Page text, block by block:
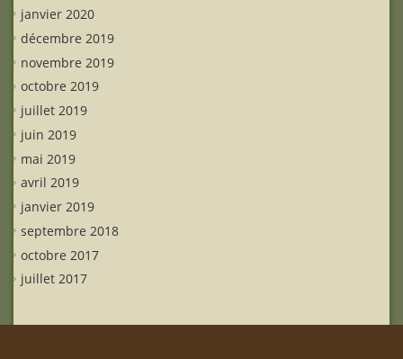
janvier 2020
décembre 2019
novembre 2019
octobre 2019
juillet 2019
juin 2019
mai 2019
avril 2019
janvier 2019
septembre 2018
octobre 2017
juillet 2017